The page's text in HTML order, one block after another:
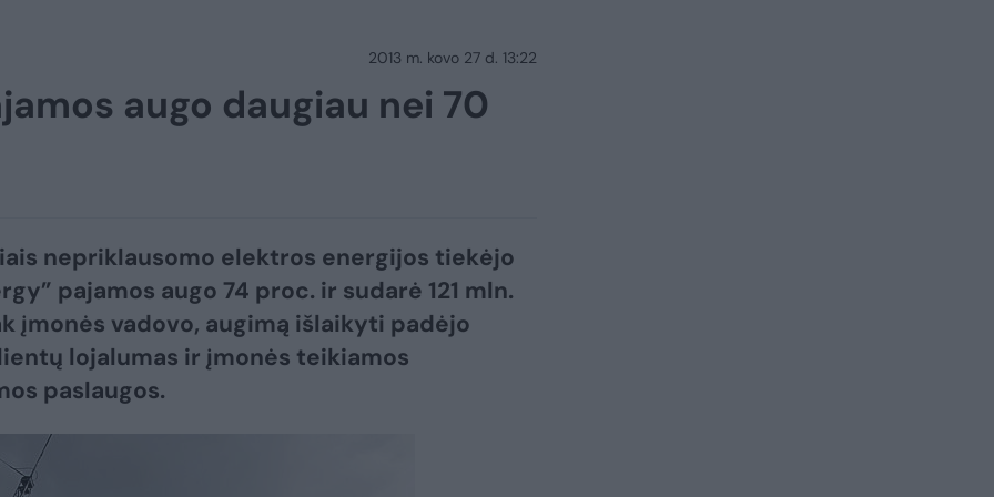
2013 m. kovo 27 d. 13:22
augo daugiau nei 70
nepriklausomo elektros energijos tiekėjo
pajamos augo 74 proc. ir sudarė 121 mln.
įmonės vadovo, augimą išlaikyti padėjo
lojalumas ir įmonės teikiamos
paslaugos.